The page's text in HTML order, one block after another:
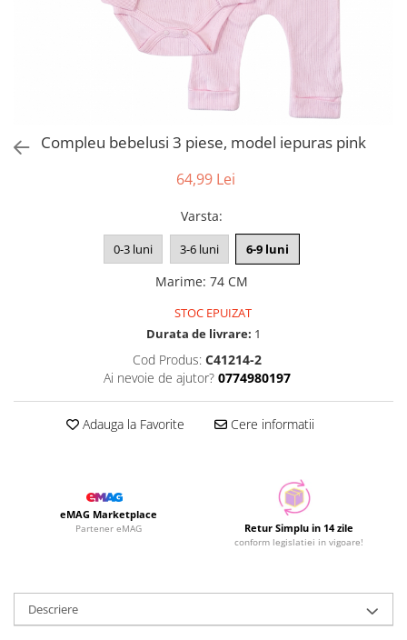
Compleu bebelusi 3 piese, model iepuras pink
64,99 Lei
Varsta:
0-3 luni 3-6 luni 6-9 luni
Marime: 74 CM
STOC EPUIZAT
Durata de livrare: 1
Cod Produs: C41214-2
Ai nevoie de ajutor? 0774980197
Adauga la Favorite Cere informatii
eMAG Marketplace
Partener eMAG Retur Simplu in 14 zile
conform legislatiei in vigoare!
Descriere